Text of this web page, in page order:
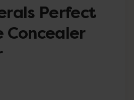
Perfect
Concealer